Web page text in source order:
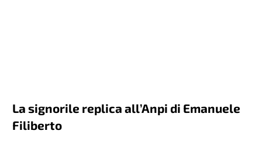
La signorile replica all’Anpi di Emanuele
Filiberto